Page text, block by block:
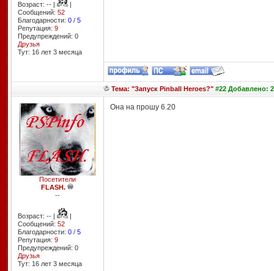
Возраст: -- |
|
Сообщений: 52
Благодарности: 0/ 5
Репутация: 9
Предупреждений: 0
Друзья
Тут: 16 лет 3 месяцa
Тема: "Запуск Pinball Heroes?"#22 Добавлено:
Посетители
FLASH.
--
Возраст: -- |
|
Сообщений: 52
Благодарности: 0/ 5
Репутация: 9
Предупреждений: 0
Друзья
Тут: 16 лет 3 месяцa
Она на прошу 6.20